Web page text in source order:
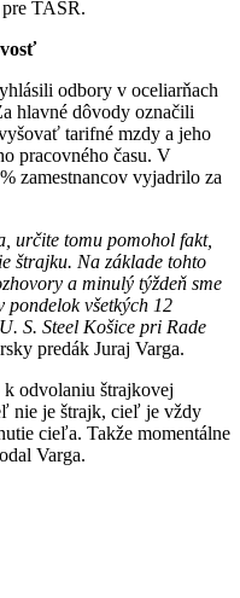
pre TASR.
odbory v oceliarňach
hlavné dôvody označili
tarifné mzdy a jeho
pracovného času. V
zamestnancov vyjadrilo za
určite tomu pomohol fakt,
štrajku. Na základe tohto
a minulý týždeň sme
všetkých 12
S. Steel Košice pri Rade
predák Juraj Varga.
odvolaniu štrajkovej
nie je štrajk, cieľ je vždy
cieľa. Takže momentálne
Varga.